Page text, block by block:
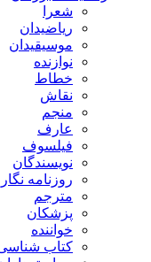
شعرا
ریاضیدان
موسیقیدان
نوازنده
خطاط
نقاش
منجم
عارف
فیلسوف
نویسندگان
روزنامه نگار
مترجم
پزشکان
خواننده
کتاب